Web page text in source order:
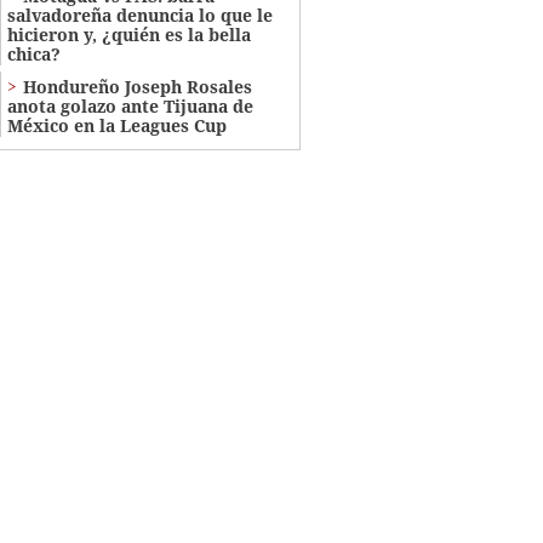
salvadoreña denuncia lo que le
hicieron y, ¿quién es la bella
chica?
Hondureño Joseph Rosales
anota golazo ante Tijuana de
México en la Leagues Cup